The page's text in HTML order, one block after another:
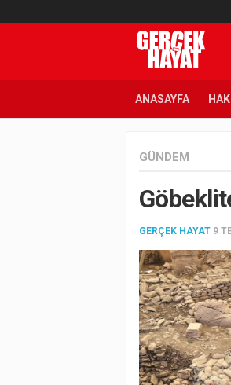
ANASAYFA
GÜNDEM
GERÇEK HAYAT 9